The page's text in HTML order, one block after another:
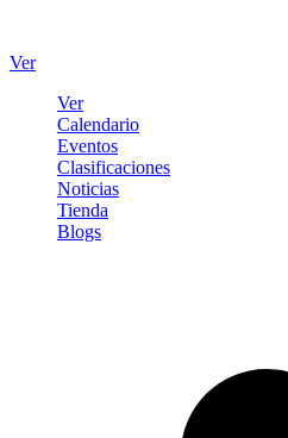
Ver
Ver
Calendario
Eventos
Clasificaciones
Noticias
Tienda
Blogs